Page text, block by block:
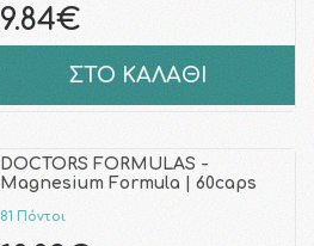
9.84€
ΣΤΟ ΚΑΛΑΘΙ
DOCTORS FORMULAS -
Magnesium Formula | 60caps
81 Πόντοι